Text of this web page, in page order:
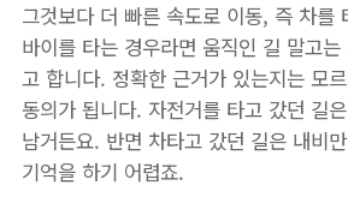
그것보다 더 빠른 속도로 이동, 즉 차를
바이를 타는 경우라면 움직인 길 말고
고 합니다. 정확한 근거가 있는지는 모
동의가 됩니다. 자전거를 타고 갔던 길
남거든요. 반면 차타고 갔던 길은 내비
기억을 하기 어렵죠.